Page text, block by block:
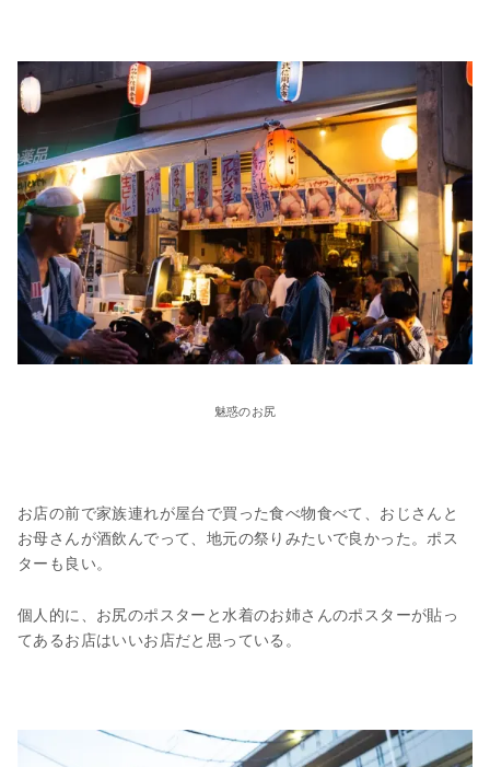
魅惑のお尻
お店の前で家族連れが屋台で買った食べ物食べて、おじさんと
お母さんが酒飲んでって、地元の祭りみたいで良かった。ポス
ターも良い。
個人的に、お尻のポスターと水着のお姉さんのポスターが貼っ
てあるお店はいいお店だと思っている。